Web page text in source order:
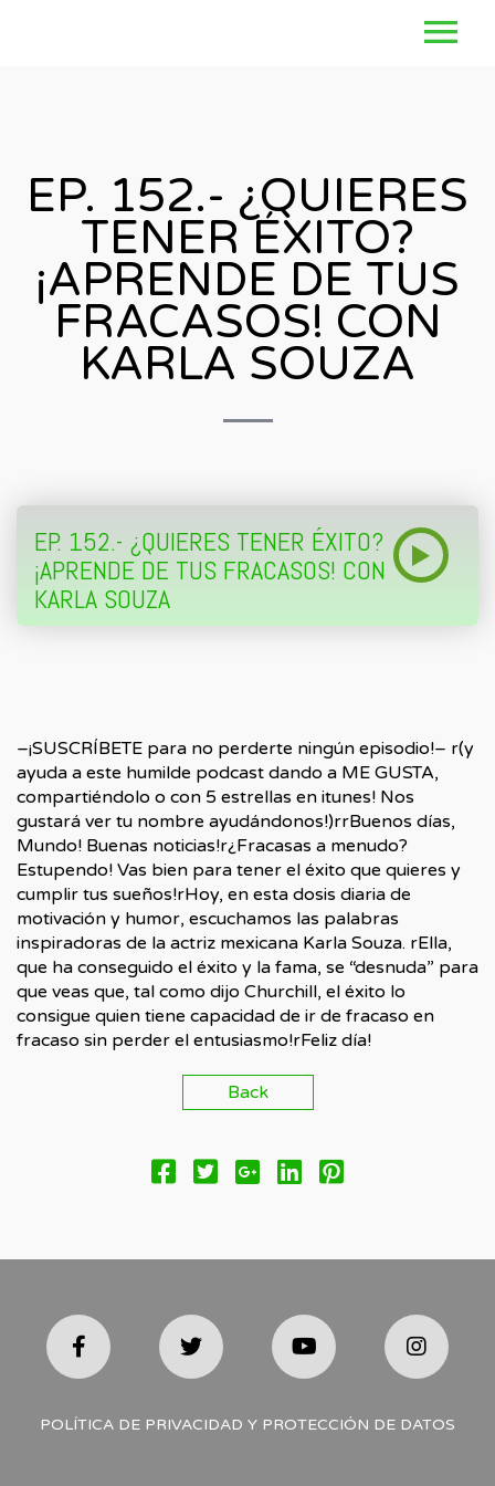
EP. 152.- ¿QUIERES
TENER ÉXITO?
¡APRENDE DE TUS
FRACASOS! CON
KARLA SOUZA
EP. 152.- ¿QUIERES TENER ÉXITO?
¡APRENDE DE TUS FRACASOS! CON
KARLA SOUZA
–¡SUSCRÍBETE para no perderte ningún episodio!– r(y
ayuda a este humilde podcast dando a ME GUSTA,
compartiéndolo o con 5 estrellas en itunes! Nos
gustará ver tu nombre ayudándonos!)rrBuenos días,
Mundo! Buenas noticias!r¿Fracasas a menudo?
Estupendo! Vas bien para tener el éxito que quieres y
cumplir tus sueños!rHoy, en esta dosis diaria de
motivación y humor, escuchamos las palabras
inspiradoras de la actriz mexicana Karla Souza. rElla,
que ha conseguido el éxito y la fama, se “desnuda” para
que veas que, tal como dijo Churchill, el éxito lo
consigue quien tiene capacidad de ir de fracaso en
fracaso sin perder el entusiasmo!rFeliz día!
Back
POLÍTICA DE PRIVACIDAD Y PROTECCIÓN DE DATOS